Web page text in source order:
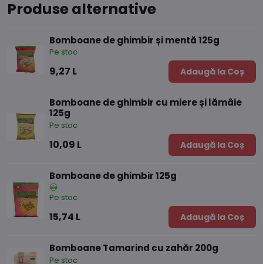
Produse alternative
Bomboane de ghimbir și mentă 125g
Pe stoc
9,27 L Adaugă la Coș
Bomboane de ghimbir cu miere și lămâie
125g
Pe stoc
10,09 L Adaugă la Coș
Bomboane de ghimbir 125g
Pe stoc
15,74 L Adaugă la Coș
Bomboane Tamarind cu zahăr 200g
Pe stoc